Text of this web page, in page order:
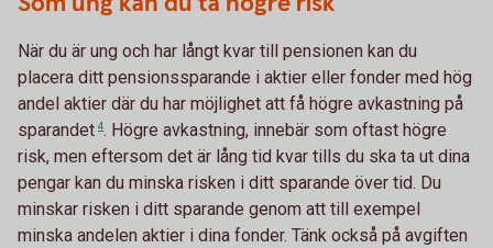
När du är ung och har långt kvar till pensionen kan du
placera ditt pensionssparande i aktier eller fonder med hög
andel aktier där du har möjlighet att få högre avkastning på
sparandet 4. Högre avkastning, innebär som oftast högre
risk, men eftersom det är lång tid kvar tills du ska ta ut dina
pengar kan du minska risken i ditt sparande över tid. Du
minskar risken i ditt sparande genom att till exempel
minska andelen aktier i dina fonder. Tänk också på avgiften